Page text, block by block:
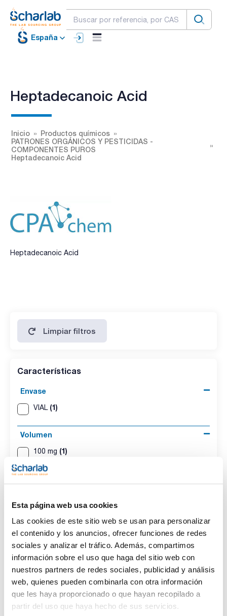
Esta página web usa cookies
Las cookies de este sitio web se usan para personalizar
el contenido y los anuncios, ofrecer funciones de redes
sociales y analizar el tráfico. Además, compartimos
información sobre el uso que haga del sitio web con
nuestros partners de redes sociales, publicidad y análisis
web, quienes pueden combinarla con otra información
que les haya proporcionado o que hayan recopilado a
partir del uso que haya hecho de sus servicios.
España
Heptadecanoic Acid
Inicio
Productos químicos
PATRONES ORGÁNICOS Y PESTICIDAS -
COMPONENTES PUROS
Heptadecanoic Acid
Heptadecanoic Acid
Limpiar filtros
Características
Envase
VIAL (1)
Volumen
100 mg (1)
Envase
VIAL
Volumen
100 mg
CAS
[506-12-7]
Referencia
SB21051100
x 100mg
Comprar
Disponibilidad
Ver stock